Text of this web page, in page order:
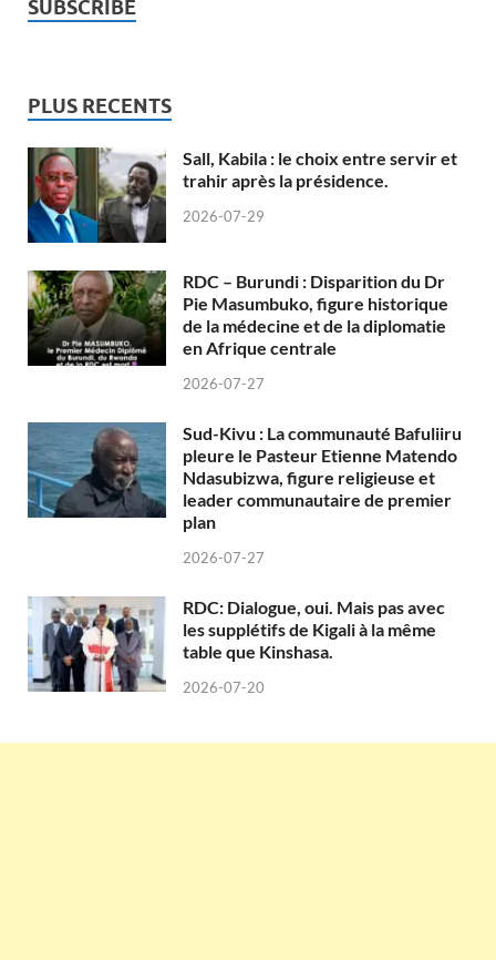
SUBSCRIBE
PLUS RECENTS
Sall, Kabila : le choix entre servir et
trahir après la présidence.
2026-07-29
RDC – Burundi : Disparition du Dr
Pie Masumbuko, figure historique
de la médecine et de la diplomatie
en Afrique centrale
2026-07-27
Sud-Kivu : La communauté Bafuliiru
pleure le Pasteur Etienne Matendo
Ndasubizwa, figure religieuse et
leader communautaire de premier
plan
2026-07-27
RDC: Dialogue, oui. Mais pas avec
les supplétifs de Kigali à la même
table que Kinshasa.
2026-07-20